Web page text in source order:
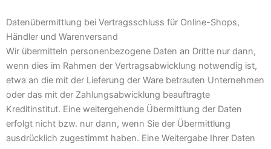
Datenübermittlung bei Vertragsschluss für Online-Shops,
Händler und Warenversand
Wir übermitteln personenbezogene Daten an Dritte nur dann,
wenn dies im Rahmen der Vertragsabwicklung notwendig ist,
etwa an die mit der Lieferung der Ware betrauten Unternehmen
oder das mit der Zahlungsabwicklung beauftragte
Kreditinstitut. Eine weitergehende Übermittlung der Daten
erfolgt nicht bzw. nur dann, wenn Sie der Übermittlung
ausdrücklich zugestimmt haben. Eine Weitergabe Ihrer Daten